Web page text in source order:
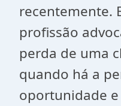
recentemente.
profissão
perda de uma
quando há a
oportunidade